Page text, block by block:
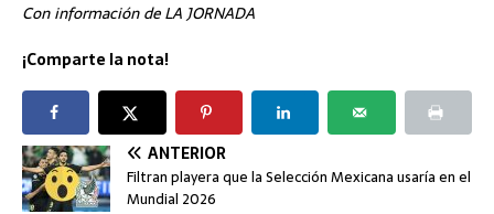
Con información de LA JORNADA
¡Comparte la nota!
ANTERIOR
Filtran playera que la Selección Mexicana usaría en el
Mundial 2026